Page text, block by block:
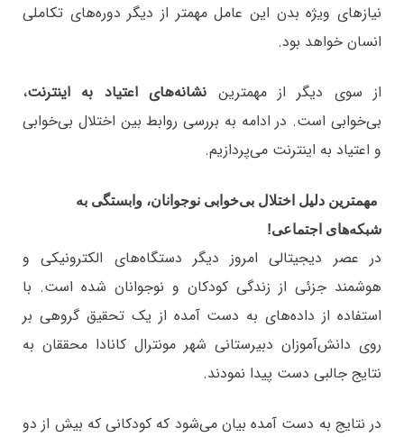
نیازهای ویژه بدن این عامل مهمتر از دیگر دوره‌های تکاملی
انسان خواهد بود.
از سوی دیگر از مهمترین نشانه‌های اعتیاد به اینترنت،
بی‌خوابی است. در ادامه به بررسی روابط بین اختلال بی‌خوابی
و اعتیاد به اینترنت می‌پردازیم.
مهمترین دلیل اختلال بی‌خوابی نوجوانان، وابستگی به
شبکه‌های اجتماعی!
در عصر دیجیتالی امروز دیگر دستگاه‌های الکترونیکی و
هوشمند جزئی از زندگی کودکان و نوجوانان شده است. با
استفاده از داده‌های به دست آمده از یک تحقیق گروهی بر
روی دانش‌آموزان دبیرستانی شهر مونترال کانادا محققان به
نتایج جالبی دست پیدا نمودند.
در نتایج به دست آمده بیان می‌شود که کودکانی که بیش از دو